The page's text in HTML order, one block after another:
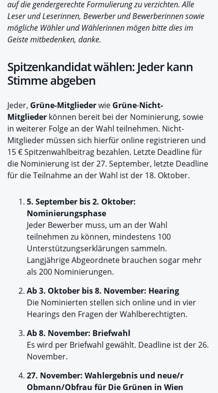
auf die gendergerechte Formulierung zu verzichten. Alle
Leser und Leserinnen, Bewerber und Bewerberinnen sowie
mögliche Wähler und Wählerinnen mögen bitte dies im
Geiste mitbedenken, danke.
Spitzenkandidat wählen: Jeder kann
Stimme abgeben
Jeder, Grüne-Mitgliederwie Grüne-Nicht-
Mitglieder können bereit bei der Nominierung, sowie
in weiterer Folge an der Wahl teilnehmen. Nicht-
Mitglieder müssen sich hierfür online registrieren und
15 € Spitzenwahlbeitrag bezahlen. Letzte Deadline für
die Nominierung ist der 27. September, letzte Deadline
für die Teilnahme an der Wahl ist der 18. Oktober.
5. September bis 2. Oktober:
Nominierungsphase
Jeder Bewerber muss, um an der Wahl
teilnehmen zu können, mindestens 100
Unterstützungserklärungen sammeln.
Langjährige Abgeordnete brauchen sogar mehr
als 200 Nominierungen.
Ab 3. Oktober bis 8. November: Hearing
Die Nominierten stellen sich online und in vier
Hearings den Fragen der Wahlberechtigten.
Ab 8. November: Briefwahl
Es wird per Briefwahl gewählt. Deadline ist der 26.
November.
27. November: Wahlergebnis und neue/r
Obmann/Obfrau für Die Grünen in Wien